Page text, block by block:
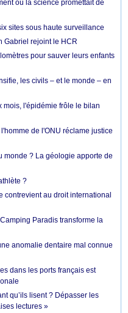
où la science promettait de
sites sous haute surveillance
Gabriel rejoint le HCR
pour sauver leurs enfants
les civils – et le monde – en
mois, l'épidémie frôle le bilan
de l'ONU réclame justice
monde ? La géologie apporte de
?
contrevient au droit international
Paradis transforme la
anomalie dentaire mal connue
dans les ports français est
qu’ils lisent ? Dépasser les
lectures »